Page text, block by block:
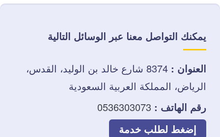
يمكنك التواصل معنا عبر الوسائل التالية
العنوان :
8374 شارع خالد بن الوليد، القدس،
الرياض، المملكة العربية السعودية
رقم الهاتف : 0536303073
إضغط لطلب خدمة